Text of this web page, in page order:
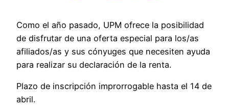
Como el año pasado, UPM ofrece la posibilidad
de disfrutar de una oferta especial para los/as
afiliados/as y sus cónyuges que necesiten ayuda
para realizar su declaración de la renta.
Plazo de inscripción improrrogable hasta el 14 de
abril.